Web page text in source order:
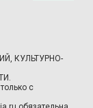
КУЛЬТУРНО-
с